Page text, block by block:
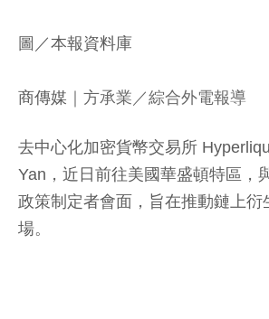
圖／本報資料庫
商傳媒 ｜方承業／綜合外電報導
去中心化加密貨幣交易所
Yan，近日前往美國華盛頓特區，
政策制定者會面，旨在推動鏈上衍
場。